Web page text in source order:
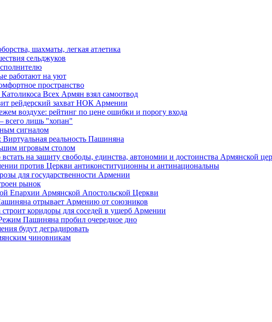
шахматы, легкая атлетика
сельджуков
работают на уют
пространство
Всех Армян взял самоотвод
рейдерский захват НОК Армении
воздухе: рейтинг по цене ошибки и порогу входа
всего лишь "хопан"
сигналом
реальность Пашиняна
игровым столом
на защиту свободы, единства, автономии и достоинства Армянской
против Церкви антиконституционны и антинациональны
для государственности Армении
рынок
Епархии Армянской Апостольской Церкви
отрывает Армению от союзников
коридоры для соседей в ущерб Армении
Пашиняна пробил очередное дно
будут деградировать
чиновникам